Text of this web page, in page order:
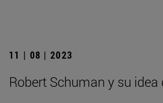
11 | 08 | 2023
Robert Schuman y su idea